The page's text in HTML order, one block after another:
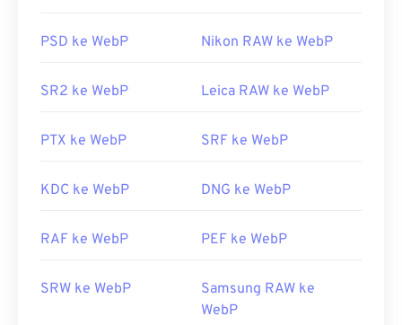
banyak pengguna mungkin lebih suka mengonversi
Rilis Awal:2004
format WebP.
Pixelmatordan . Coba jugaCorel
Windows Photo Viewer
, danAdobe Photoshop
membuka WebP.
Rilis Awal:September 2010
Artikel Pengembang Google tentang kompresi
PSD ke WebP Nikon RAW ke WebP
SR2 ke WebP Leica RAW ke WebP
PTX ke WebP SRF ke WebP
KDC ke WebP DNG ke WebP
RAF ke WebP PEF ke WebP
SRW ke WebP
Samsung RAW ke
WebP